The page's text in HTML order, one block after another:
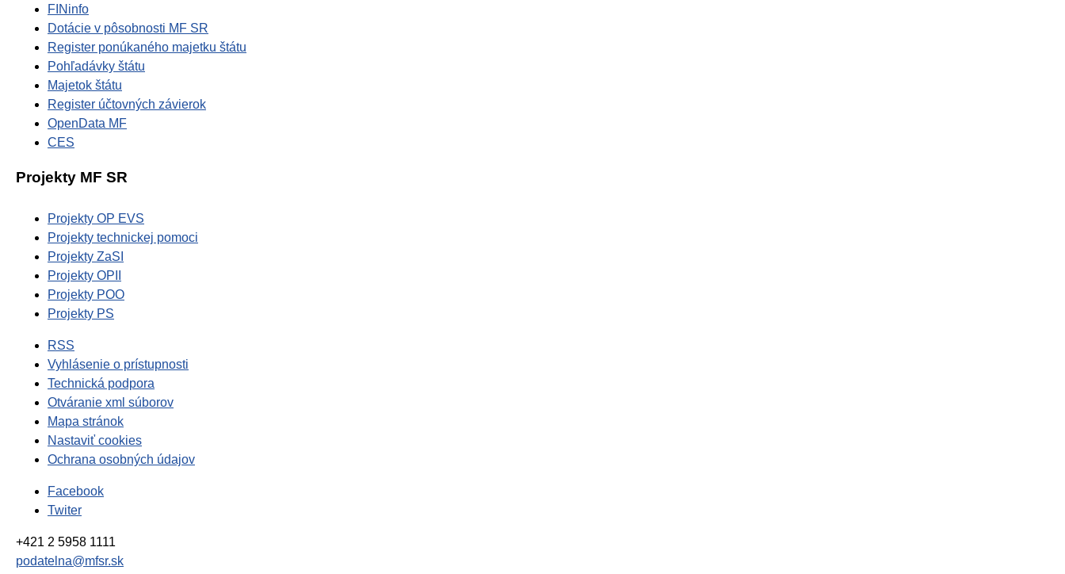
FINinfo
Dotácie v pôsobnosti MF SR
Register ponúkaného majetku štátu
Pohľadávky štátu
Majetok štátu
Register účtovných závierok
OpenData MF
CES
Projekty MF SR
Projekty OP EVS
Projekty technickej pomoci
Projekty ZaSI
Projekty OPII
Projekty POO
Projekty PS
RSS
Vyhlásenie o prístupnosti
Technická podpora
Otváranie xml súborov
Mapa stránok
Nastaviť cookies
Ochrana osobných údajov
Facebook
Twiter
+421 2 5958 1111
podatelna@mfsr.sk